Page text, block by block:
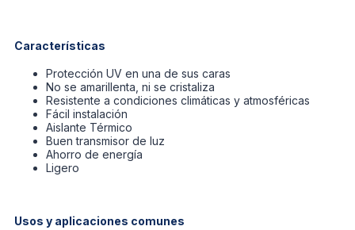
Características
Protección UV en una de sus caras
No se amarillenta, ni se cristaliza
Resistente a condiciones climáticas y atmosféricas
Fácil instalación
Aislante Térmico
Buen transmisor de luz
Ahorro de energía
Ligero
Usos y aplicaciones comunes